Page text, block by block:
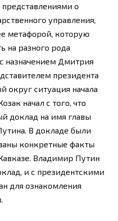
о
управления,
метафорой, которую
на разного рода
назначением Дмитрия
президента
округ ситуация начала
начал с того, что
доклад на имя главы
В докладе были
конкретные факты
Владимир Путин
и с президентскими
для ознакомления